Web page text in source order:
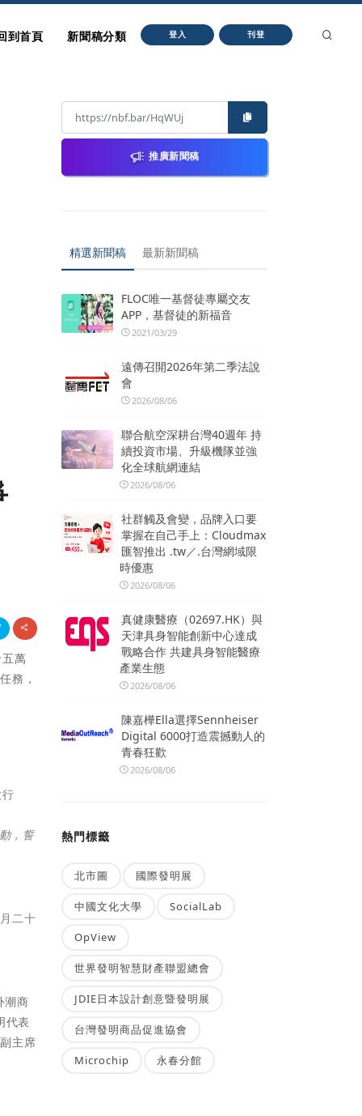
到首頁 新聞稿分類 登入 刊登
萬
務，
，誓
二十
潮商
代表
主席
推廣新聞稿
精選新聞稿 最新新聞稿
FLOC唯一基督徒專屬交友
APP，基督徒的新福音
2021/03/29
遠傳召開2026年第二季法說
會
2026/08/06
聯合航空深耕台灣40週年 持
續投資市場、升級機隊並強
化全球航網連結
2026/08/06
社群觸及會變，品牌入口要
掌握在自己手上：Cloudmax
匯智推出 .tw／.台灣網域限
時優惠
2026/08/06
真健康醫療（02697.HK）與
天津具身智能創新中心達成
戰略合作 共建具身智能醫療
產業生態
2026/08/06
陳嘉樺Ella選擇Sennheiser
Digital 6000打造震撼動人的
青春狂歡
2026/08/06
熱門標籤
北市圖 國際發明展
中國文化大學 SocialLab
OpView
世界發明智慧財產聯盟總會
JDIE日本設計創意暨發明展
台灣發明商品促進協會
Microchip 永春分館